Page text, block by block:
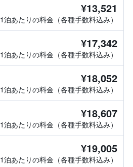
¥13,521
1泊あたりの料金（各種手数料込み）
¥17,342
1泊あたりの料金（各種手数料込み）
¥18,052
1泊あたりの料金（各種手数料込み）
¥18,607
1泊あたりの料金（各種手数料込み）
¥19,005
1泊あたりの料金（各種手数料込み）